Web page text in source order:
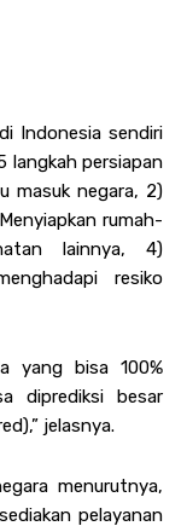
Indonesia sendiri
langkah persiapan
masuk negara, 2)
rumah-
lainnya, 4)
resiko
yang bisa 100%
diprediksi besar
jelasnya.
menurutnya,
pelayanan